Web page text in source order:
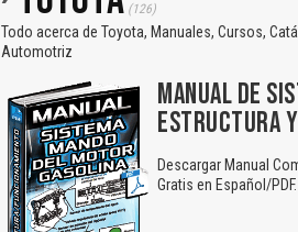
(126)
Todo acerca de Toyota, Manuales, Cursos,
Automotriz
MANUAL DE
ESTRUCTURA
Descargar Manual
Gratis en Español/PDF.